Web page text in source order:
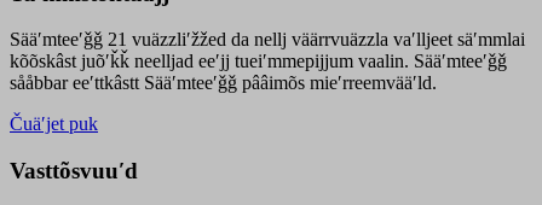
Sääʹmteeʹǧǧ 21 vuäzzliʹžžed da nellj väärrvuäzzla vaʹlljeet säʹmmlai
kõõskâst juõʹǩǩ neelljad eeʹjj tueiʹmmepijjum vaalin. Sääʹmteeʹǧǧ
sååbbar eeʹttkâstt Sääʹmteeʹǧǧ pââimõs mieʹrreemvääʹld.
Čuäʹjet puk
Vasttõsvuuʹd